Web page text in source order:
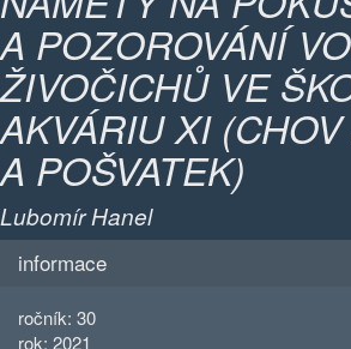
A POZOROVÁNÍ
ŽIVOČICHŮ VE
AKVÁRIU XI
A POŠVATEK)
Lubomír Hanel
informace
ročník: 30
rok: 2021